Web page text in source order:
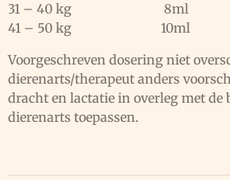
31 – 40 kg 8ml
41 – 50 kg 10ml
Voorgeschreven dosering niet
dierenarts/therapeut anders
dracht en lactatie in overleg met de
dierenarts toepassen.